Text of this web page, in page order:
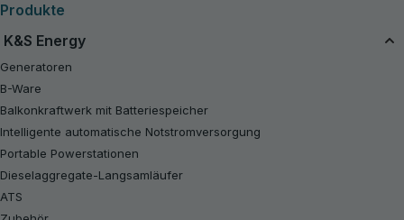
Produkte
K&S Energy
Generatoren
B-Ware
Balkonkraftwerk mit Batteriespeicher
Intelligente automatische Notstromversorgung
Portable Powerstationen
Dieselaggregate-Langsamläufer
ATS